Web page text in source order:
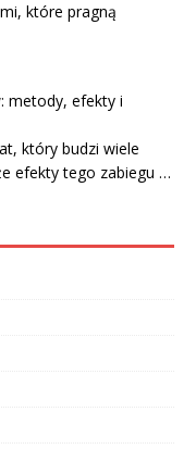
które pragną
metody, efekty i
który budzi wiele
efekty tego zabiegu …